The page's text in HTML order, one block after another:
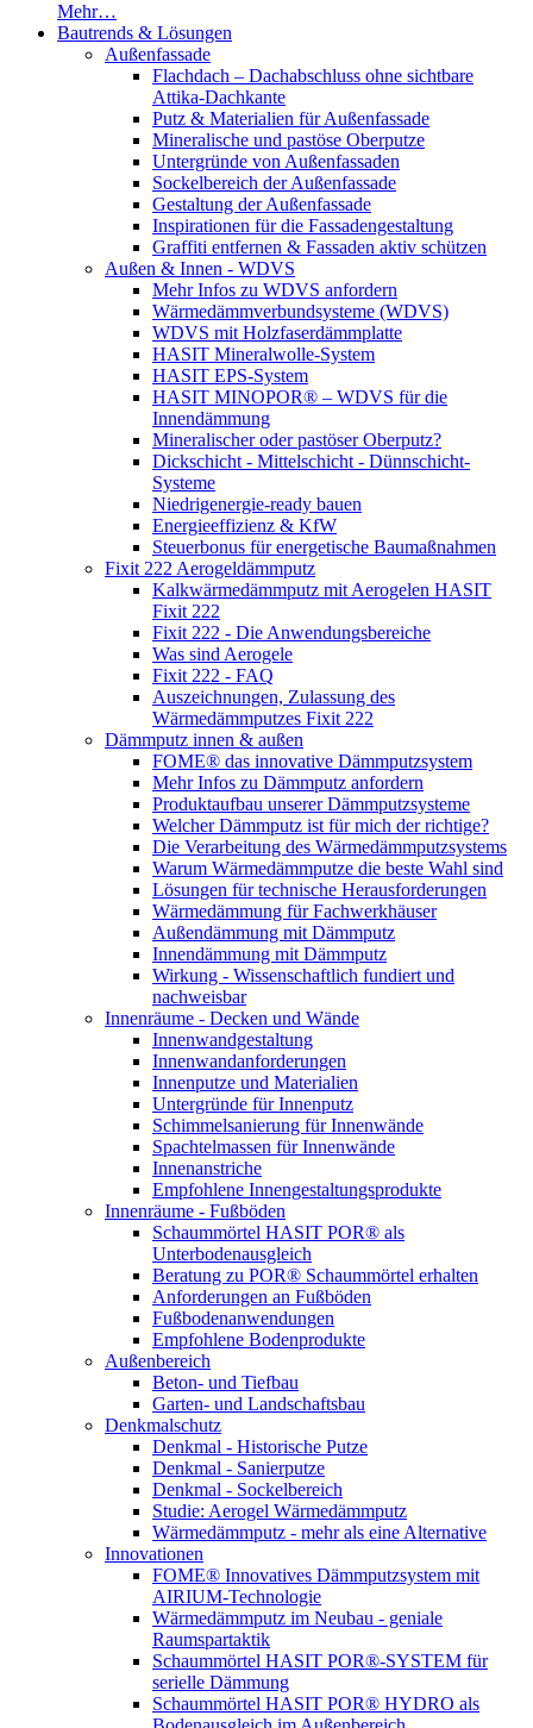
Mehr…
Bautrends & Lösungen
Außenfassade
Flachdach – Dachabschluss ohne sichtbare
Attika-Dachkante
Putz & Materialien für Außenfassade
Mineralische und pastöse Oberputze
Untergründe von Außenfassaden
Sockelbereich der Außenfassade
Gestaltung der Außenfassade
Inspirationen für die Fassadengestaltung
Graffiti entfernen & Fassaden aktiv schützen
Außen & Innen - WDVS
Mehr Infos zu WDVS anfordern
Wärmedämmverbundsysteme (WDVS)
WDVS mit Holzfaserdämmplatte
HASIT Mineralwolle-System
HASIT EPS-System
HASIT MINOPOR® – WDVS für die
Innendämmung
Mineralischer oder pastöser Oberputz?
Dickschicht - Mittelschicht - Dünnschicht-
Systeme
Niedrigenergie-ready bauen
Energieeffizienz & KfW
Steuerbonus für energetische Baumaßnahmen
Fixit 222 Aerogeldämmputz
Kalkwärmedämmputz mit Aerogelen HASIT
Fixit 222
Fixit 222 - Die Anwendungsbereiche
Was sind Aerogele
Fixit 222 - FAQ
Auszeichnungen, Zulassung des
Wärmedämmputzes Fixit 222
Dämmputz innen & außen
FOME® das innovative Dämmputzsystem
Mehr Infos zu Dämmputz anfordern
Produktaufbau unserer Dämmputzsysteme
Welcher Dämmputz ist für mich der richtige?
Die Verarbeitung des Wärmedämmputzsystems
Warum Wärmedämmputze die beste Wahl sind
Lösungen für technische Herausforderungen
Wärmedämmung für Fachwerkhäuser
Außendämmung mit Dämmputz
Innendämmung mit Dämmputz
Wirkung - Wissenschaftlich fundiert und
nachweisbar
Innenräume - Decken und Wände
Innenwandgestaltung
Innenwandanforderungen
Innenputze und Materialien
Untergründe für Innenputz
Schimmelsanierung für Innenwände
Spachtelmassen für Innenwände
Innenanstriche
Empfohlene Innengestaltungsprodukte
Innenräume - Fußböden
Schaummörtel HASIT POR® als
Unterbodenausgleich
Beratung zu POR® Schaummörtel erhalten
Anforderungen an Fußböden
Fußbodenanwendungen
Empfohlene Bodenprodukte
Außenbereich
Beton- und Tiefbau
Garten- und Landschaftsbau
Denkmalschutz
Denkmal - Historische Putze
Denkmal - Sanierputze
Denkmal - Sockelbereich
Studie: Aerogel Wärmedämmputz
Wärmedämmputz - mehr als eine Alternative
Innovationen
FOME® Innovatives Dämmputzsystem mit
AIRIUM-Technologie
Wärmedämmputz im Neubau - geniale
Raumspartaktik
Schaummörtel HASIT POR®-SYSTEM für
serielle Dämmung
Schaummörtel HASIT POR® HYDRO als